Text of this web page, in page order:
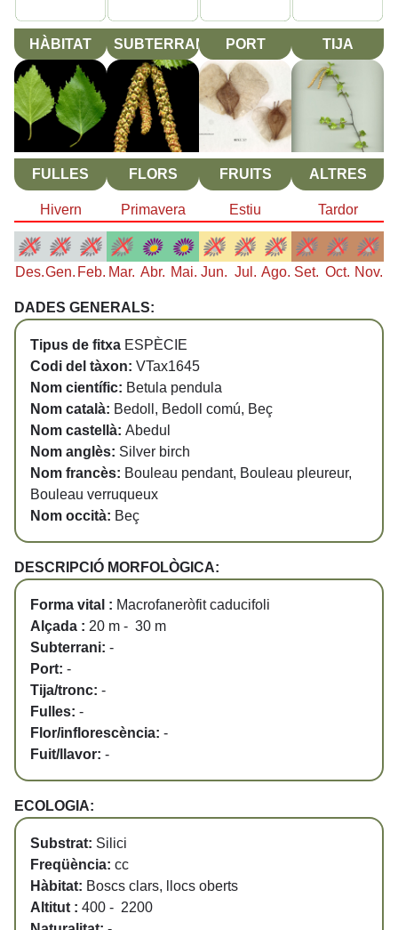
HÀBITAT SUBTERRANI PORT TIJA
FULLES FLORS FRUITS ALTRES
Hivern Primavera Estiu Tardor
Des.Gen. Feb. Mar. Abr. Mai. Jun. Jul. Ago. Set. Oct. Nov.
DADES GENERALS:
Tipus de fitxa ESPÈCIE
Codi del tàxon: VTax1645
Nom científic: Betula pendula
Nom català: Bedoll, Bedoll comú, Beç
Nom castellà: Abedul
Nom anglès: Silver birch
Nom francès: Bouleau pendant, Bouleau pleureur,
Bouleau verruqueux
Nom occità: Beç
DESCRIPCIÓ MORFOLÒGICA:
Forma vital : Macrofaneròfit caducifoli
Alçada : 20 m - 30 m
Subterrani: -
Port: -
Tija/tronc: -
Fulles: -
Flor/inflorescència: -
Fuit/llavor: -
ECOLOGIA:
Substrat: Silici
Freqüència: cc
Hàbitat: Boscs clars, llocs oberts
Altitut : 400 - 2200